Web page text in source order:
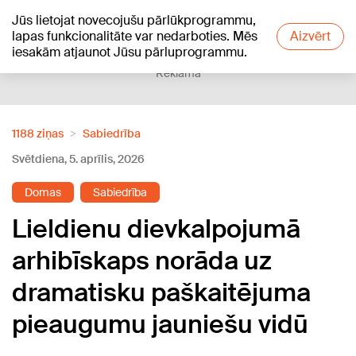
Jūs lietojat novecojušu pārlūkprogrammu,
lapas funkcionalitāte var nedarboties. Mēs
iesakām atjaunot Jūsu pārluprogrammu.
Aizvērt
+21°C
Reklāma
1188 ziņas
Sabiedrība
Svētdiena, 5. aprīlis, 2026
Domas Sabiedrība
Lieldienu dievkalpojumā
arhibīskaps norāda uz
dramatisku paškaitējuma
pieaugumu jauniešu vidū